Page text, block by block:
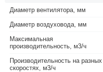
Диаметр вентилятора, мм
Диаметр воздуховода, мм
Максимальная
производительность, м3/ч
Производительность на разных
скоростях, м3/ч